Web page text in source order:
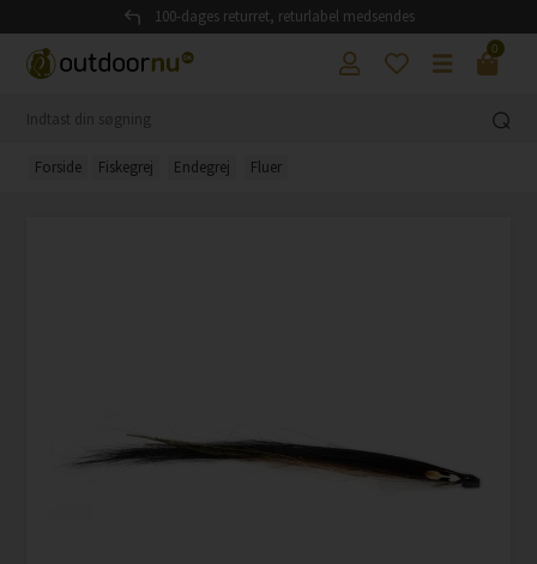
100-dages returret, returlabel medsendes
0
Forside Fiskegrej Endegrej Fluer